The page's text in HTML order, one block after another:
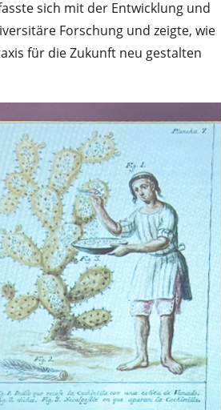
sich mit der Entwicklung und
Forschung und zeigte, wie
für die Zukunft neu gestalten